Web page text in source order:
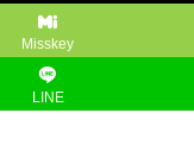
Misskey
LINE